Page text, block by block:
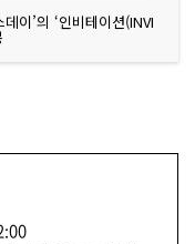
이’의 ‘인비테이션(INVI